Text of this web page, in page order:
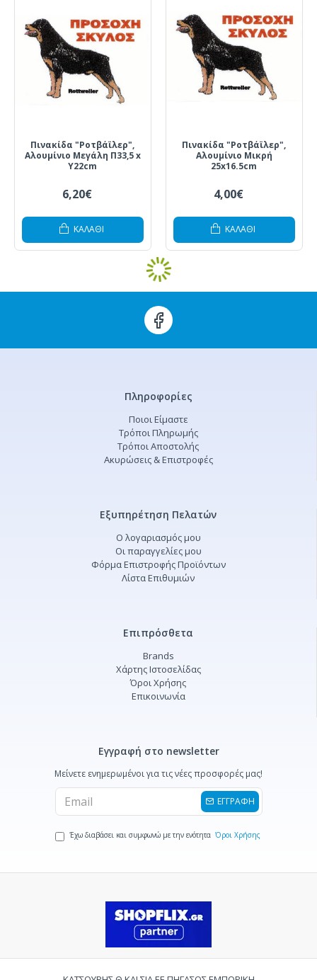
Πινακίδα "Ροτβάϊλερ",
Αλουμίνιο Μεγάλη Π33,5 x
Y22cm
6,20€
ΚΑΛΆΘΙ
Πινακίδα "Ροτβάϊλερ",
Αλουμίνιο Μικρή
25x16.5cm
4,00€
ΚΑΛΆΘΙ
Πληροφορίες
Ποιοι Είμαστε
Τρόποι Πληρωμής
Τρόποι Αποστολής
Ακυρώσεις & Επιστροφές
Εξυπηρέτηση Πελατών
Ο λογαριασμός μου
Οι παραγγελίες μου
Φόρμα Επιστροφής Προϊόντων
Λίστα Επιθυμιών
Επιπρόσθετα
Brands
Χάρτης Ιστοσελίδας
Όροι Χρήσης
Επικοινωνία
Εγγραφή στο newsletter
Μείνετε ενημερωμένοι για τις νέες προσφορές μας!
ΕΓΓΡΑΦΗ
Έχω διαβάσει και συμφωνώ με την ενότητα Όροι Χρήσης